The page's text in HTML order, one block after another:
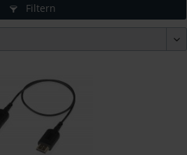
Filtern